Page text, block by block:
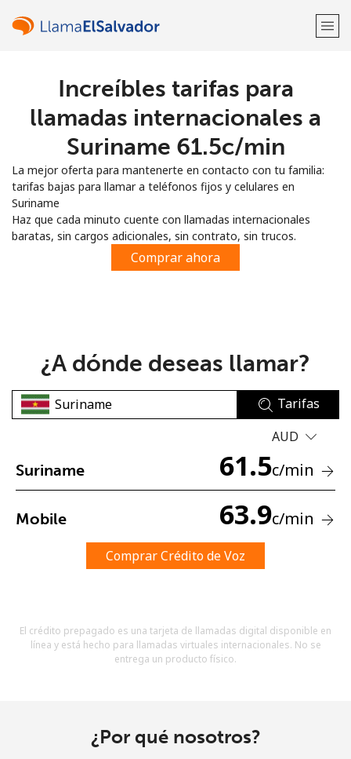
¡Bienvenido!
Regístrate con
o
No se ha creado una contraseña
Una letra mayúscula y una minúscula
Un caracter especial
Términos y condiciones.
Increíbles tarifas para
llamadas internacionales a
Suriname ⁦61.5c⁩/min
La mejor oferta para mantenerte en contacto con tu familia:
tarifas bajas para llamar a teléfonos fijos y celulares en
Suriname
Haz que cada minuto cuente con llamadas internacionales
baratas, sin cargos adicionales, sin contrato, sin trucos.
Comprar ahora
¿A dónde deseas llamar?
Tarifas
AUD
Suriname 61.5c/min
Mobile 63.9c/min
Comprar Crédito de Voz
El crédito prepagado es una tarjeta de llamadas digital disponible en
línea y está hecho para llamadas virtuales internacionales. No se
entrega un producto físico.
¿Por qué nosotros?